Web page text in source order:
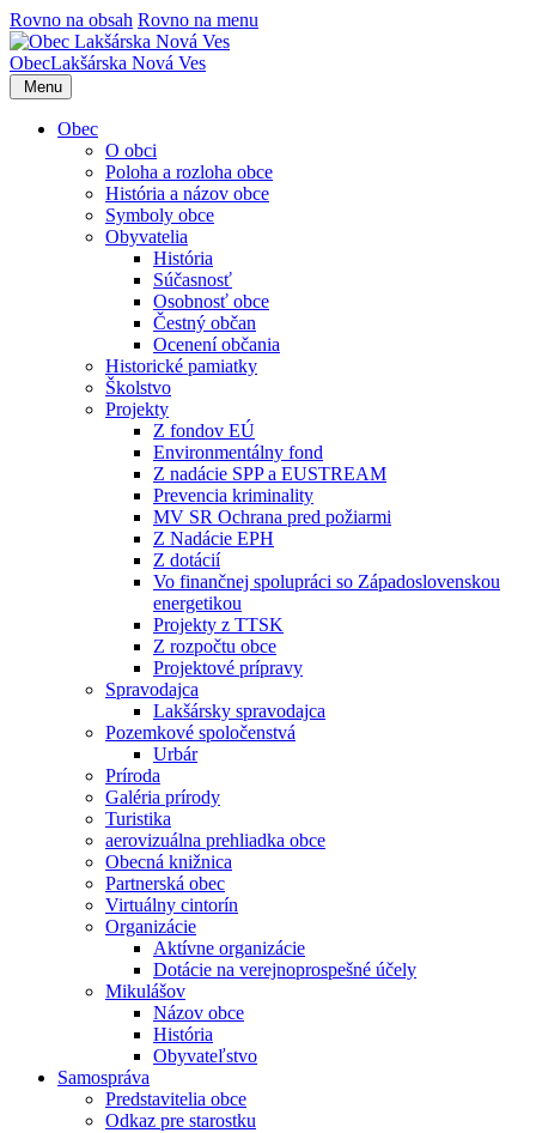
Rovno na obsah Rovno na menu
ObecLakšárska Nová Ves
Menu
Obec
O obci
Poloha a rozloha obce
História a názov obce
Symboly obce
Obyvatelia
História
Súčasnosť
Osobnosť obce
Čestný občan
Ocenení občania
Historické pamiatky
Školstvo
Projekty
Z fondov EÚ
Environmentálny fond
Z nadácie SPP a EUSTREAM
Prevencia kriminality
MV SR Ochrana pred požiarmi
Z Nadácie EPH
Z dotácií
Vo finančnej spolupráci so Západoslovenskou
energetikou
Projekty z TTSK
Z rozpočtu obce
Projektové prípravy
Spravodajca
Lakšársky spravodajca
Pozemkové spoločenstvá
Urbár
Príroda
Galéria prírody
Turistika
aerovizuálna prehliadka obce
Obecná knižnica
Partnerská obec
Virtuálny cintorín
Organizácie
Aktívne organizácie
Dotácie na verejnoprospešné účely
Mikulášov
Názov obce
História
Obyvateľstvo
Samospráva
Predstavitelia obce
Odkaz pre starostku